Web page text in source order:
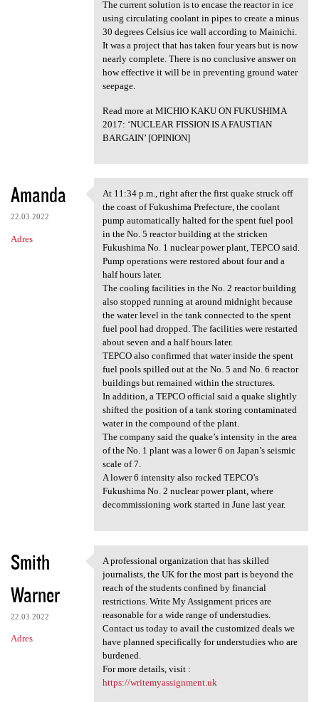
The current solution is to encase the reactor in ice
using circulating coolant in pipes to create a minus
30 degrees Celsius ice wall according to Mainichi.
It was a project that has taken four years but is now
nearly complete. There is no conclusive answer on
how effective it will be in preventing ground water
seepage.
Read more at MICHIO KAKU ON FUKUSHIMA
2017: ‘NUCLEAR FISSION IS A FAUSTIAN
BARGAIN’ [OPINION]
Amanda
22.03.2022
Adres
At 11:34 p.m., right after
At 11:34 p.m., right after the first quake struck off
the coast of Fukushima Prefecture, the coolant
pump automatically halted for the spent fuel pool
in the No. 5 reactor building at the stricken
Fukushima No. 1 nuclear power plant, TEPCO said.
Pump operations were restored about four and a
half hours later.
The cooling facilities in the No. 2 reactor building
also stopped running at around midnight because
the water level in the tank connected to the spent
fuel pool had dropped. The facilities were restarted
about seven and a half hours later.
TEPCO also confirmed that water inside the spent
fuel pools spilled out at the No. 5 and No. 6 reactor
buildings but remained within the structures.
In addition, a TEPCO official said a quake slightly
shifted the position of a tank storing contaminated
water in the compound of the plant.
The company said the quake’s intensity in the area
of the No. 1 plant was a lower 6 on Japan’s seismic
scale of 7.
A lower 6 intensity also rocked TEPCO’s
Fukushima No. 2 nuclear power plant, where
decommissioning work started in June last year.
Smith
Warner
22.03.2022
Adres
A professional organization
A professional organization that has skilled
journalists, the UK for the most part is beyond the
reach of the students confined by financial
restrictions. Write My Assignment prices are
reasonable for a wide range of understudies.
Contact us today to avail the customized deals we
have planned specifically for understudies who are
burdened.
For more details, visit :
https://writemyassignment.uk